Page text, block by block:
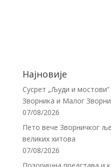
Најновије
Сусрет „Људи и
Зворника и Малог
07/08/2026
Пето вече Зворничког
великих хитова
07/08/2026